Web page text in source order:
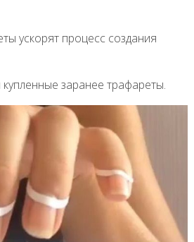
ускорят процесс создания
заранее трафареты.